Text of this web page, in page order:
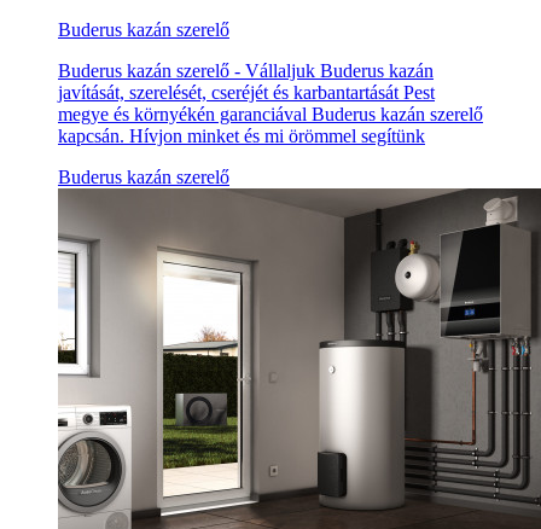
Buderus kazán szerelő
Buderus kazán szerelő - Vállaljuk Buderus kazán
javítását, szerelését, cseréjét és karbantartását Pest
megye és környékén garanciával Buderus kazán szerelő
kapcsán. Hívjon minket és mi örömmel segítünk
Buderus kazán szerelő